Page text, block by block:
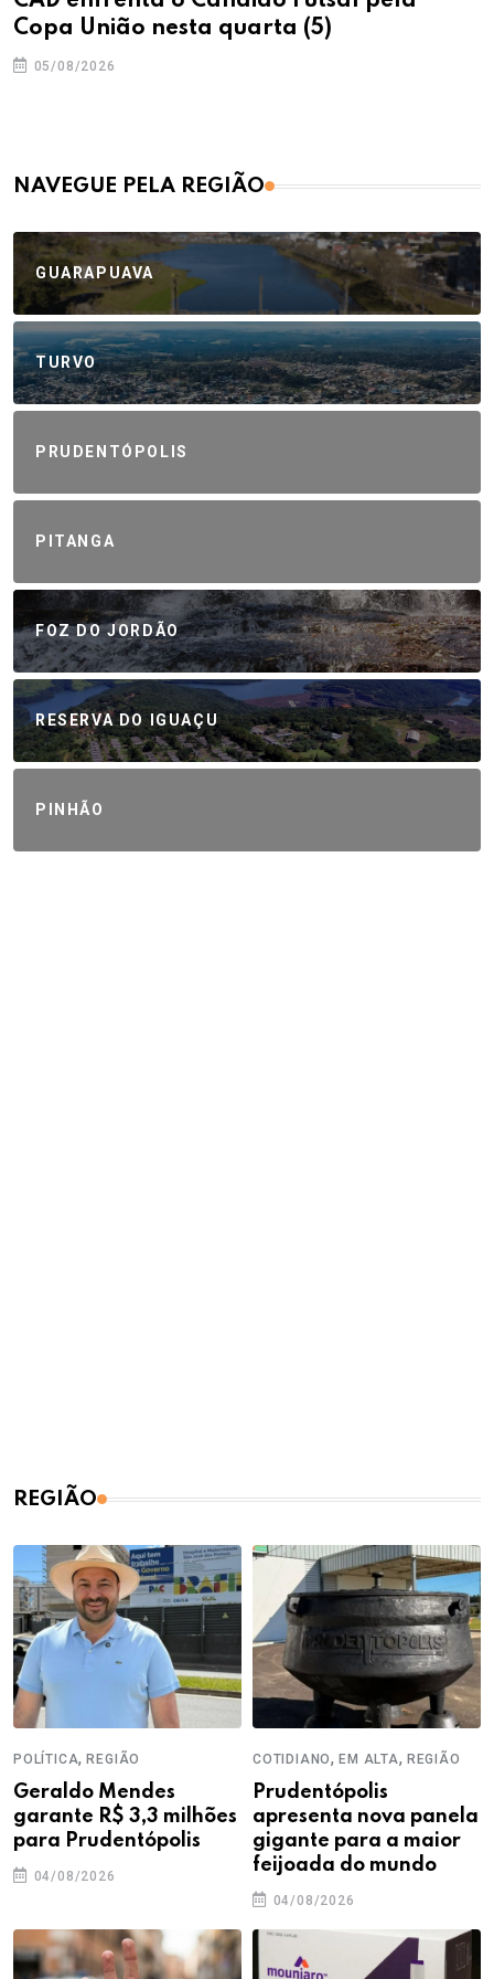
Copa União nesta quarta (5)
05/08/2026
NAVEGUE PELA REGIÃO
GUARAPUAVA
TURVO
PRUDENTÓPOLIS
PITANGA
FOZ DO JORDÃO
RESERVA DO IGUAÇU
PINHÃO
REGIÃO
POLÍTICA,REGIÃO
Geraldo Mendes
garante R$ 3,3 milhões
para Prudentópolis
04/08/2026
COTIDIANO,EM ALTA, REGIÃO
Prudentópolis
apresenta nova panela
gigante para a maior
feijoada do mundo
04/08/2026